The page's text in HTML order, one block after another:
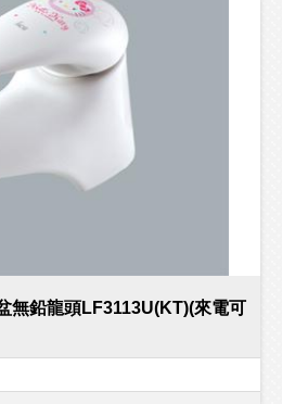
無鉛龍頭LF3113U(KT)(來電可